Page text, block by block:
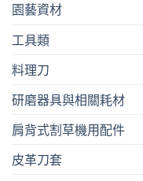
園藝資材
工具類
料理刀
研磨器具與相關耗材
肩背式割草機用配件
皮革刀套